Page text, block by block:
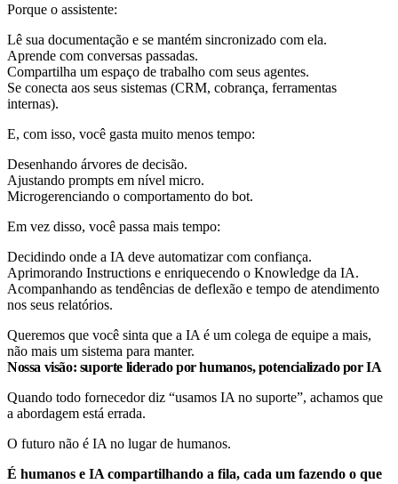
Porque o assistente:
Lê sua documentação e se mantém sincronizado com ela.
Aprende com conversas passadas.
Compartilha um espaço de trabalho com seus agentes.
Se conecta aos seus sistemas (CRM, cobrança, ferramentas
internas).
E, com isso, você gasta muito menos tempo:
Desenhando árvores de decisão.
Ajustando prompts em nível micro.
Microgerenciando o comportamento do bot.
Em vez disso, você passa mais tempo:
Decidindo onde a IA deve automatizar com confiança.
Aprimorando Instructions e enriquecendo o Knowledge da IA.
Acompanhando as tendências de deflexão e tempo de atendimento
nos seus relatórios.
Queremos que você sinta que a IA é um colega de equipe a mais,
não mais um sistema para manter.
Nossa visão: suporte liderado por humanos, potencializado por IA
Quando todo fornecedor diz “usamos IA no suporte”, achamos que
a abordagem está errada.
O futuro não é IA no lugar de humanos.
É humanos e IA compartilhando a fila, cada um fazendo o que